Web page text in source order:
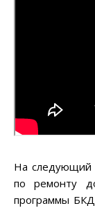
На следующий
по ремонту
программы